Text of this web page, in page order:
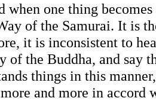
when one thing
of the Samurai. It is
it is inconsistent to
of the Buddha, and say
things in this
and more in accord